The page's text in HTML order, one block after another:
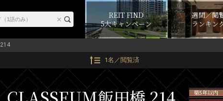
REIT FIND
5大キャンペーン
週間／閲
ランキン
214
1名／閲覧済
築5年以内